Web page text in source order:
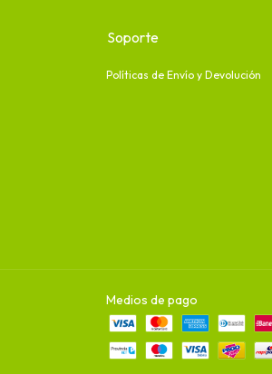
Soporte
Políticas de Envío y Devolución
Medios de pago